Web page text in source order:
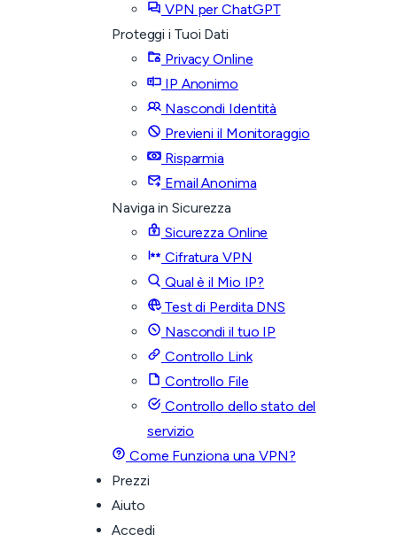
VPN per ChatGPT
Proteggi i Tuoi Dati
Privacy Online
IP Anonimo
Nascondi Identità
Previeni il Monitoraggio
Risparmia
Email Anonima
Naviga in Sicurezza
Sicurezza Online
Cifratura VPN
Qual è il Mio IP?
Test di Perdita DNS
Nascondi il tuo IP
Controllo Link
Controllo File
Controllo dello stato del
servizio
Come Funziona una VPN?
Prezzi
Aiuto
Accedi